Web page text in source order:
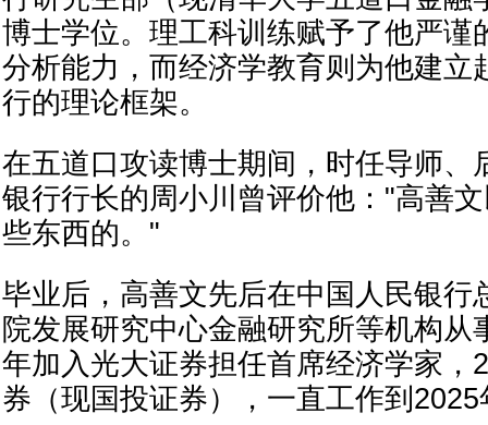
博士学位。理工科训练赋予了他严谨
分析能力，而经济学教育则为他建立
行的理论框架。
在五道口攻读博士期间，时任导师、
银行行长的周小川曾评价他："高善
些东西的。"
毕业后，高善文先后在中国人民银行
院发展研究中心金融研究所等机构从
年加入光大证券担任首席经济学家，
券（现国投证券），一直工作到2025